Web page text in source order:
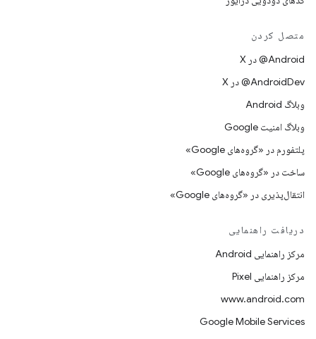
متصل کردن
‫‎@Android در X
‫‎@AndroidDev در X
وبلاگ Android
وبلاگ امنیت Google
پلتفورم در «گروه‌های Google»
ساخت در «گروه‌های Google»
انتقال‌پذیری در «گروه‌های Google»
دریافت راهنمایی
مرکز راهنمایی Android
مرکز راهنمایی Pixel
www.android.com
Google Mobile Services